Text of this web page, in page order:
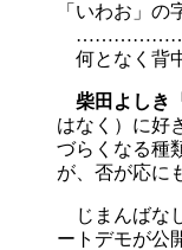
「いわお」の
何となく背
柴田よしき
はなく）に好
づらくなる種
が、否が応に
じまんばな
ートデモが公